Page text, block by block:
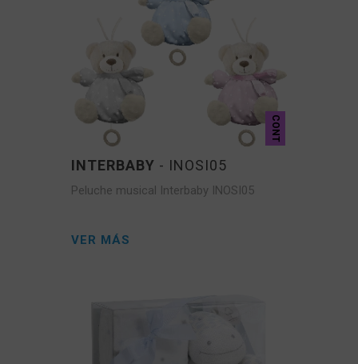
CONT
INTERBABY - INOSI05
Peluche musical Interbaby INOSI05
VER MÁS